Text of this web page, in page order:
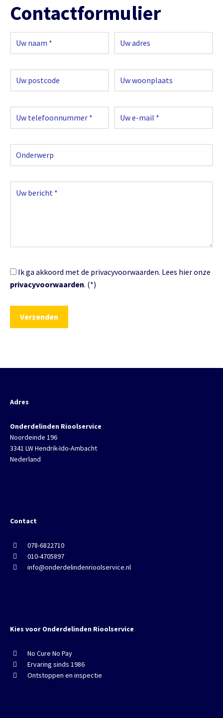
Contactformulier
Ik ga akkoord met de privacyvoorwaarden. Lees hier onze
privacyvoorwaarden. (*)
Adres
Onderdelinden Rioolservice
Noordeinde 196
3341 LW Hendrik-Ido-Ambacht
Nederland
Contact
078-6822710
010-4705897
info@onderdelindenrioolservice.nl
Kies voor Onderdelinden Rioolservice
No Cure No Pay
Ervaring sinds 1986
Ontstoppen en inspectie